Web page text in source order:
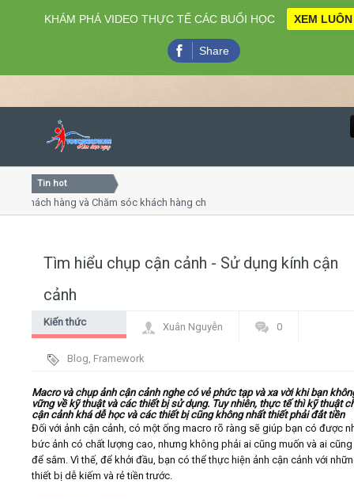
Close
Home
Video
Kiến thức
Liên hệ - Đăng ký
Tin hot
hàng và Chăm sóc khách hàng chuyên nghiệp
Tìm hiểu chụp cận cảnh - Sử dụng kính cận
cảnh
Kiến thức
Xuân Nguyễn 0
Blog, Framework
Macro và chụp ảnh cận cảnh nghe có vẻ phức tạp và xa vời khi bạn
vững về kỹ thuật và các thiết bị sử dụng. Tuy nhiên, thực tế thì kỹ thuật
cận cảnh khá dễ học và các thiết bị cũng không nhất thiết phải đắt tiền
Đối với ảnh cận cảnh, có một ống macro rõ ràng sẽ giúp bạn có được
bức ảnh có chất lượng cao, nhưng không phải ai cũng muốn và ai
để sắm. Vì thế, để khởi đầu, bạn có thể thực hiện ảnh cận cảnh với
thiết bị dễ kiếm và rẻ tiền trước.
KHÁM PHÁ VIDEO THỰC TẾ CÁC BUỔI HỌC XEM LUÔN
Share